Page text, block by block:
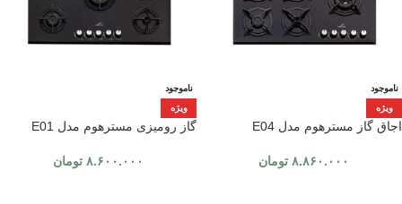
ناموجود
ویژه
اجاق گاز مسترهوم مدل E04
۸.۸۶۰.۰۰۰ تومان
ناموجود
ویژه
گاز رومیزی مسترهوم مدل E01
۸.۶۰۰.۰۰۰ تومان